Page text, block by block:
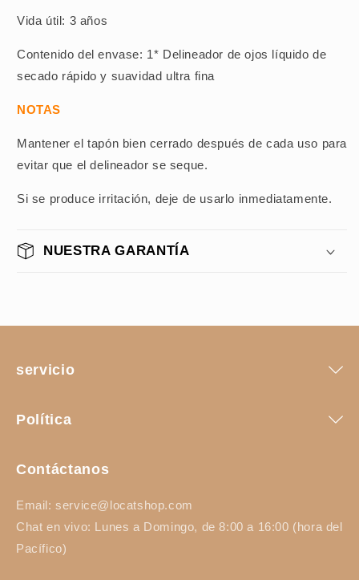
Vida útil: 3 años
Contenido del envase: 1* Delineador de ojos líquido de
secado rápido y suavidad ultra fina
NOTAS
Mantener el tapón bien cerrado después de cada uso para
evitar que el delineador se seque.
Si se produce irritación, deje de usarlo inmediatamente.
NUESTRA GARANTÍA
servicio
Política
Contáctanos
Email: service@locatshop.com
Chat en vivo: Lunes a Domingo, de 8:00 a 16:00 (hora del
Pacífico)